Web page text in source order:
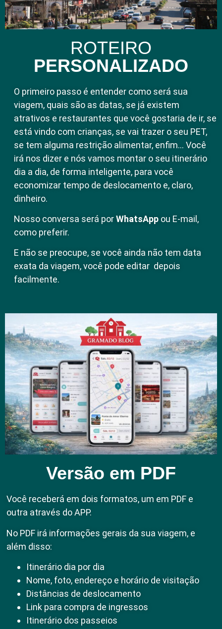
ROTEIRO
PERSONALIZADO
O primeiro passo é entender como será sua
viagem, quais são as datas, se já existem
atrativos e restaurantes que você gostaria de ir, se
está vindo com crianças, se vai trazer o seu PET,
se tem alguma restrição alimentar, enfim… Você
irá nos dizer e nós vamos montar o seu itinerário
dia a dia, de forma inteligente, para você
economizar tempo de deslocamento e, claro,
dinheiro.
Nosso conversa será porWhatsApp ou E-mail,
como preferir.
E não se preocupe, se você ainda não tem data
exata da viagem, você pode editar depois
facilmente.
Versão em PDF
Você receberá em dois formatos, um em PDF e
outra através do APP.
No PDF irá informações gerais da sua viagem, e
além disso:
Itinerário dia por dia
Nome, foto, endereço e horário de visitação
Distâncias de deslocamento
Link para compra de ingressos
Itinerário dos passeios